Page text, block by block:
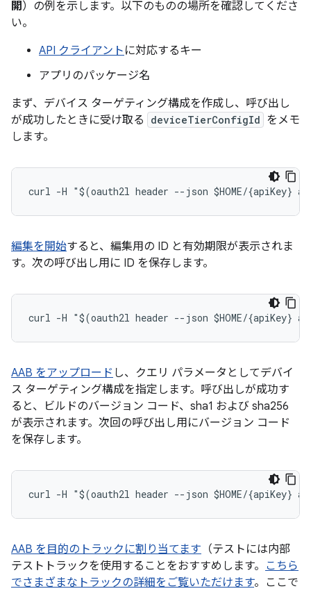
開）の例を示します。以下のものの場所を確認してくださ
い。
API クライアント に対応するキー
アプリのパッケージ名
まず、デバイス ターゲティング構成を作成し、呼び出し
が成功したときに受け取る
deviceTierConfigId をメモ
します。
編集を開始すると、編集用の ID と有効期限が表示されま
す。次の呼び出し用に ID を保存します。
AAB をアップロード し、クエリ パラメータとしてデバイ
ス ターゲティング構成を指定します。呼び出しが成功す
ると、ビルドのバージョン コード、sha1 および sha256
が表示されます。次回の呼び出し用にバージョン コード
を保存します。
AAB を目的のトラックに割り当てます （テストには内部
テストトラックを使用することをおすすめします。 こちら
でさまざまなトラックの詳細をご覧いただけます。ここで